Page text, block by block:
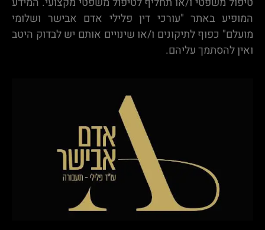
המופיע באתר "עורכי דין פלילי אדם אבישר ושלומי
מועלם" כפוף לתיקונים ו/או שינויים אותם יש לבדוק היטב
ואין להסתמך עליהם.